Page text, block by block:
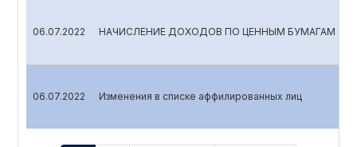
06.07.2022 НАЧИСЛЕНИЕ ДОХОДОВ ПО ЦЕННЫМ БУМАГАМ
06.07.2022 Изменения в списке аффилированных лиц